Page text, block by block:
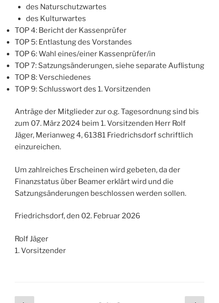
des Naturschutzwartes
des Kulturwartes
TOP 4: Bericht der Kassenprüfer
TOP 5: Entlastung des Vorstandes
TOP 6: Wahl eines/einer Kassenprüfer/in
TOP 7: Satzungsänderungen, siehe separate Auflistung
TOP 8: Verschiedenes
TOP 9: Schlusswort des 1. Vorsitzenden
Anträge der Mitglieder zur o.g. Tagesordnung sind bis
zum 07. März 2024 beim 1. Vorsitzenden Herr Rolf
Jäger, Merianweg 4, 61381 Friedrichsdorf schriftlich
einzureichen.
Um zahlreiches Erscheinen wird gebeten, da der
Finanzstatus über Beamer erklärt wird und die
Satzungsänderungen beschlossen werden sollen.
Friedrichsdorf, den 02. Februar 2026
Rolf Jäger
1. Vorsitzender